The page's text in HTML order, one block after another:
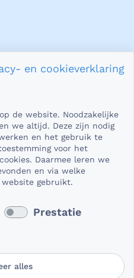
uitgewisseld. En dat
handen vallen. Daar kun je
en cookieverklaring
de website. Noodzakelijke
we altijd. Deze zijn nodig
en het gebruik te
voor het
Daarmee leren we
en via welke
gebruikt.
Prestatie
alles